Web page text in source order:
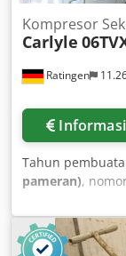
Ratingen
Kompresor
Carlyle
Tahun
pameran),
compressor
m³/h
power: 168 kW